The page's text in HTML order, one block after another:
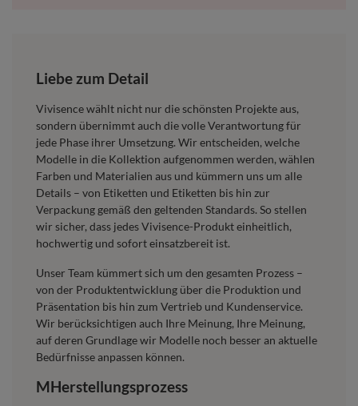
Liebe zum Detail
Vivisence wählt nicht nur die schönsten Projekte aus,
sondern übernimmt auch die volle Verantwortung für
jede Phase ihrer Umsetzung. Wir entscheiden, welche
Modelle in die Kollektion aufgenommen werden, wählen
Farben und Materialien aus und kümmern uns um alle
Details – von Etiketten und Etiketten bis hin zur
Verpackung gemäß den geltenden Standards. So stellen
wir sicher, dass jedes Vivisence-Produkt einheitlich,
hochwertig und sofort einsatzbereit ist.
Unser Team kümmert sich um den gesamten Prozess –
von der Produktentwicklung über die Produktion und
Präsentation bis hin zum Vertrieb und Kundenservice.
Wir berücksichtigen auch Ihre Meinung, Ihre Meinung,
auf deren Grundlage wir Modelle noch besser an aktuelle
Bedürfnisse anpassen können.
MHerstellungsprozess